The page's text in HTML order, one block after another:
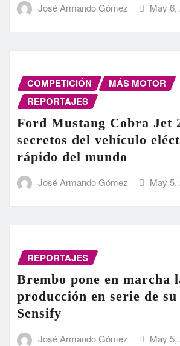
José Armando Gómez May 6,
COMPETICIÓN
MÁS MOTOR
REPORTAJES
Ford Mustang Cobra Jet
secretos del vehículo
rápido del mundo
José Armando Gómez May 5,
REPORTAJES
Brembo pone en marcha
producción en serie de su
Sensify
José Armando Gómez May 5,